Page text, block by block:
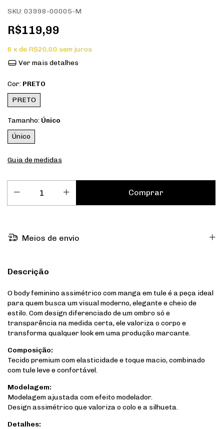
SKU: 03998-00005-M
R$119,99
6 x de R$20,00 sem juros
Ver mais detalhes
Cor: PRETO
PRETO
Tamanho: Único
Único
Guia de medidas
Meios de envio
Descrição
O body feminino assimétrico com manga em tule é a peça ideal
para quem busca um visual moderno, elegante e cheio de
estilo. Com design diferenciado de um ombro só e
transparência na medida certa, ele valoriza o corpo e
transforma qualquer look em uma produção marcante.
Composição:
Tecido premium com elasticidade e toque macio, combinado
com tule leve e confortável.
Modelagem:
Modelagem ajustada com efeito modelador.
Design assimétrico que valoriza o colo e a silhueta.
Detalhes: